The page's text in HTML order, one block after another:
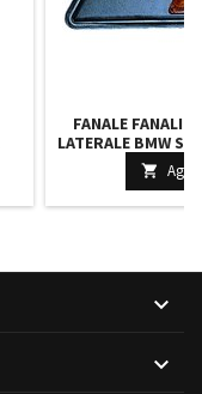
FANALE
LATERALE BMW


